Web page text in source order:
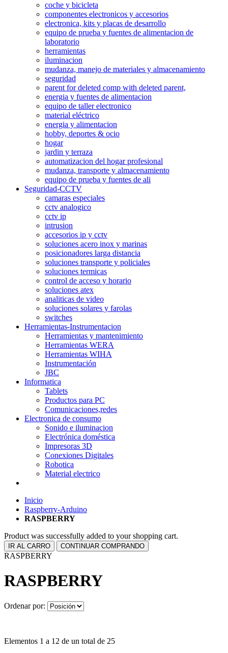
coche y bicicleta
componentes electronicos y accesorios
electronica, kits y placas de desarrollo
equipo de prueba y fuentes de alimentacion de
laboratorio
herramientas
iluminacion
mudanza, manejo de materiales y almacenamiento
seguridad
parent for deleted comp with deleted parent,
energia y fuentes de alimentacion
equipo de taller electronico
material eléctrico
energia y alimentacion
hobby, deportes & ocio
hogar
jardin y terraza
automatizacion del hogar profesional
mudanza, transporte y almacenamiento
equipo de prueba y fuentes de ali
Seguridad-CCTV
camaras especiales
cctv analogico
cctv ip
intrusion
accesorios ip y cctv
soluciones acero inox y marinas
posicionadores larga distancia
soluciones transporte y policiales
soluciones termicas
control de acceso y horario
soluciones atex
analiticas de video
soluciones solares y farolas
switches
Herramientas-Instrumentacion
Herramientas y mantenimiento
Herramientas WERA
Herramientas WIHA
Instrumentación
JBC
Informatica
Tablets
Productos para PC
Comunicaciones,redes
Electronica de consumo
Sonido e iluminacion
Electrónica doméstica
Impresoras 3D
Conexiones Digitales
Robotica
Material electrico
Inicio
Raspberry-Arduino
RASPBERRY
Product was successfully added to your shopping cart.
IR AL CARRO CONTINUAR COMPRANDO
RASPBERRY
RASPBERRY
Ordenar por:
Elementos 1 a 12 de un total de 25